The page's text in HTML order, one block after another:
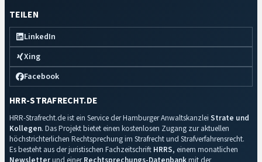
TEILEN
LinkedIn
Xing
Facebook
HRR-STRAFRECHT.DE
HRR-Strafrecht.de ist ein Service der Hamburger Anwaltskanzlei Strate und
Kollegen. Das Projekt bietet einen kostenlosen Zugang zur aktuellen
höchstrichterlichen Rechtsprechung im Strafrecht und Strafverfahrensrecht.
Es besteht aus der juristischen Fachzeitschrift HRRS, einem monatlichen